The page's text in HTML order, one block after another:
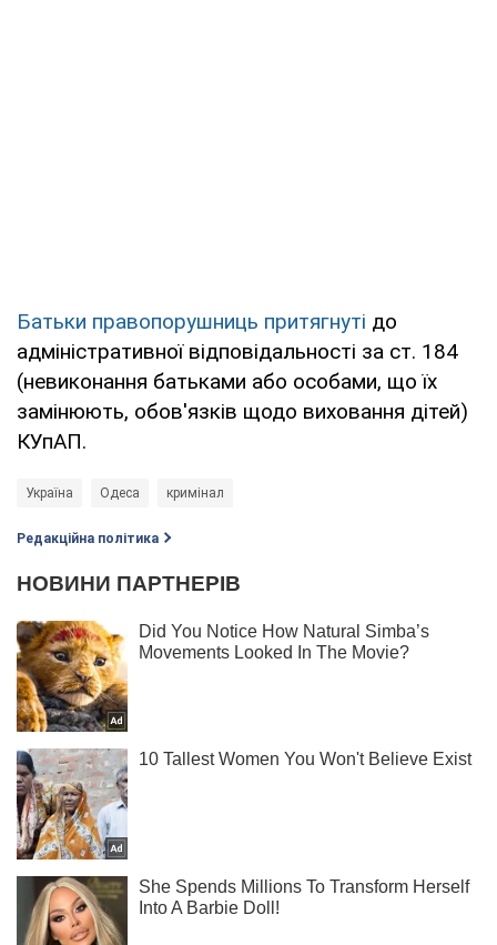
Батьки правопорушниць притягнуті до
адміністративної відповідальності за ст. 184
(невиконання батьками або особами, що їх
замінюють, обов'язків щодо виховання дітей)
КУпАП.
Україна Одеса кримінал
Редакційна політика